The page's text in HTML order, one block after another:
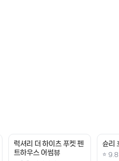
럭셔리 더 하이츠 푸켓 펜
트하우스 어썸뷰
슌리
⭐